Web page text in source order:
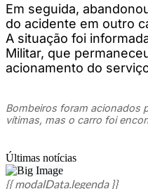
Em seguida,
do acidente em outro
A situação foi
Militar, que
acionamento do
Bombeiros foram acionados
vítimas, mas o carro foi
Últimas notícias
{{ modalData.legenda }}